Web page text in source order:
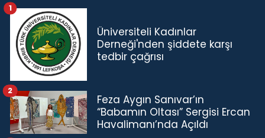
Üniversiteli Kadınlar
Derneği'nden şiddete karşı
tedbir çağrısı
1
Feza Aygın Sanıvar’ın
“Babamın Oltası” Sergisi Ercan
Havalimanı’nda Açıldı
2